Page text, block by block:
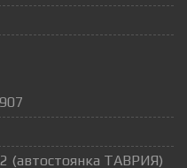
(автостоянка ТАВРИЯ)